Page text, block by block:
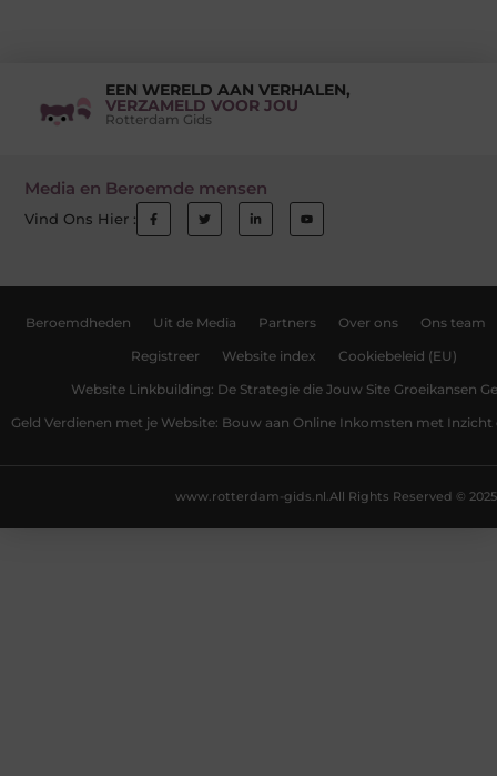
EEN WERELD AAN VERHALEN,
VERZAMELD VOOR JOU
Rotterdam Gids
Media en Beroemde mensen
Vind Ons Hier :
Beroemdheden Uit de Media Partners Over ons Ons team
Registreer Website index Cookiebeleid (EU)
Website Linkbuilding: De Strategie die Jouw Site Groeikansen
Geld Verdienen met je Website: Bouw aan Online Inkomsten met Inzicht
All Rights Reserved © 2025
www.rotterdam-gids.nl.